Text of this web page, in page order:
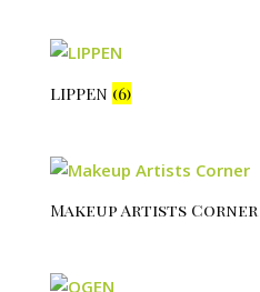
LIPPEN (6)
Makeup Artists Corner